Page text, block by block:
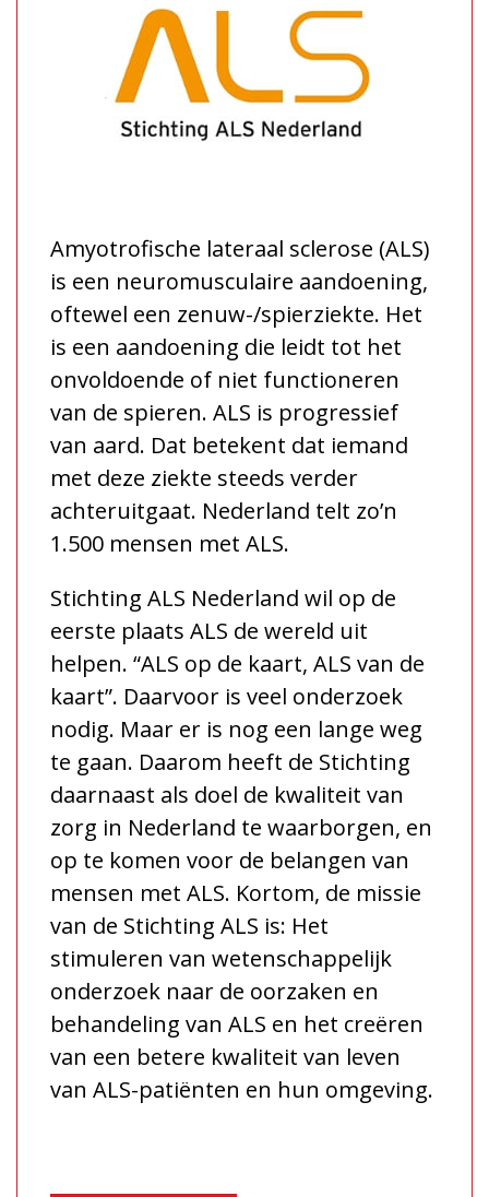
Amyotrofische lateraal sclerose (ALS)
is een neuromusculaire aandoening,
oftewel een zenuw-/spierziekte. Het
is een aandoening die leidt tot het
onvoldoende of niet functioneren
van de spieren. ALS is progressief
van aard. Dat betekent dat iemand
met deze ziekte steeds verder
achteruitgaat. Nederland telt zo’n
1.500 mensen met ALS.
Stichting ALS Nederland wil op de
eerste plaats ALS de wereld uit
helpen. “ALS op de kaart, ALS van de
kaart”. Daarvoor is veel onderzoek
nodig. Maar er is nog een lange weg
te gaan. Daarom heeft de Stichting
daarnaast als doel de kwaliteit van
zorg in Nederland te waarborgen, en
op te komen voor de belangen van
mensen met ALS. Kortom, de missie
van de Stichting ALS is: Het
stimuleren van wetenschappelijk
onderzoek naar de oorzaken en
behandeling van ALS en het creëren
van een betere kwaliteit van leven
van ALS-patiënten en hun omgeving.